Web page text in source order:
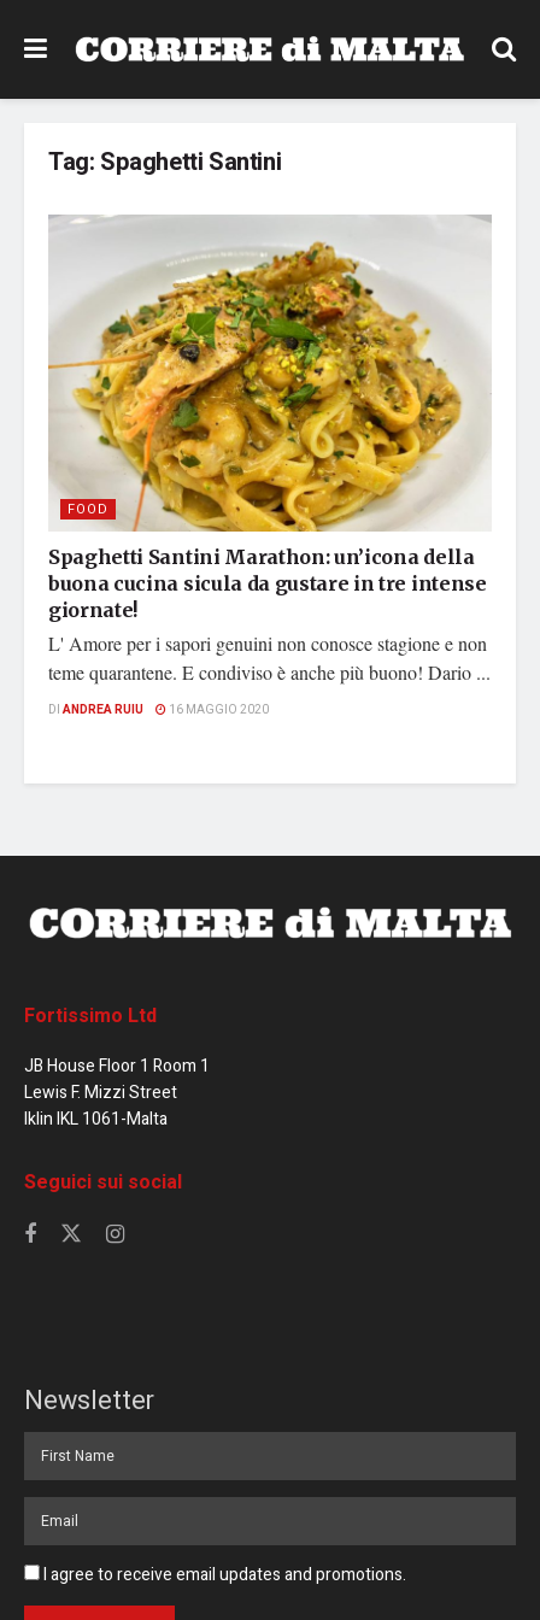
Tag: Spaghetti Santini
FOOD
Spaghetti Santini Marathon: un’icona della
buona cucina sicula da gustare in tre intense
giornate!
L' Amore per i sapori genuini non conosce stagione e non
teme quarantene. E condiviso è anche più buono! Dario ...
DI ANDREA RUIU 16 MAGGIO 2020
Fortissimo Ltd
JB House Floor 1 Room 1
Lewis F. Mizzi Street
Iklin IKL 1061-Malta
Seguici sui social
Newsletter
I agree to receive email updates and promotions.